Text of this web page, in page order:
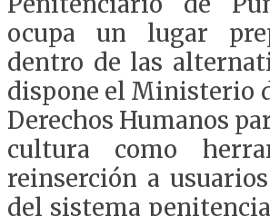
ocupa un lugar
dentro de las
dispone el Ministerio
Derechos Humanos
cultura como
reinserción a
del sistema